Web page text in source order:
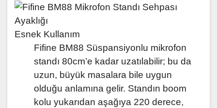
Esnek Kullanım
Fifine BM88 Süspansiyonlu mikrofon
standı 80cm’e kadar uzatılabilir; bu da
uzun, büyük masalara bile uygun
olduğu anlamına gelir. Standın boom
kolu yukarıdan aşağıya 220 derece,